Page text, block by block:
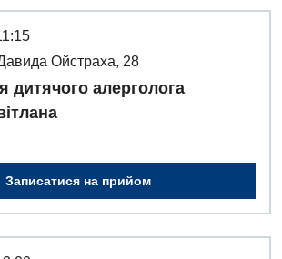
Ойстраха, 28
дитячого алерголога
Записатися на прийом